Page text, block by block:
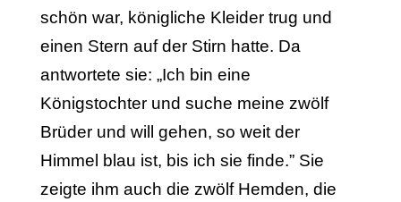
schön war, königliche Kleider trug und
einen Stern auf der Stirn hatte. Da
antwortete sie: „Ich bin eine
Königstochter und suche meine zwölf
Brüder und will gehen, so weit der
Himmel blau ist, bis ich sie finde.” Sie
zeigte ihm auch die zwölf Hemden, die